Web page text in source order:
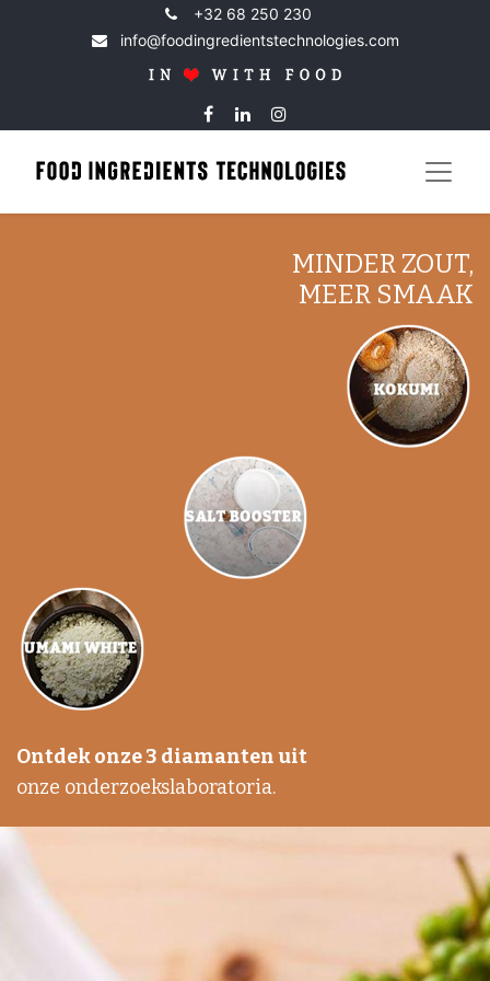
+32 68 250 230
info@foodingredientstechnologies.com
MINDER ZOUT,
MEER SMAAK
Ontdek onze 3 diamanten uit
onze onderzoekslaboratoria.